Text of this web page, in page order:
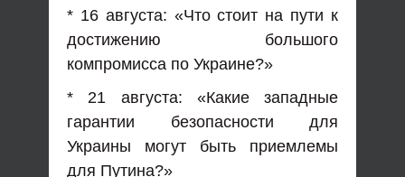
* 16 августа: «Что стоит на пути к
достижению большого
компромисса по Украине?»
* 21 августа: «Какие западные
гарантии безопасности для
Украины могут быть приемлемы
для Путина?»